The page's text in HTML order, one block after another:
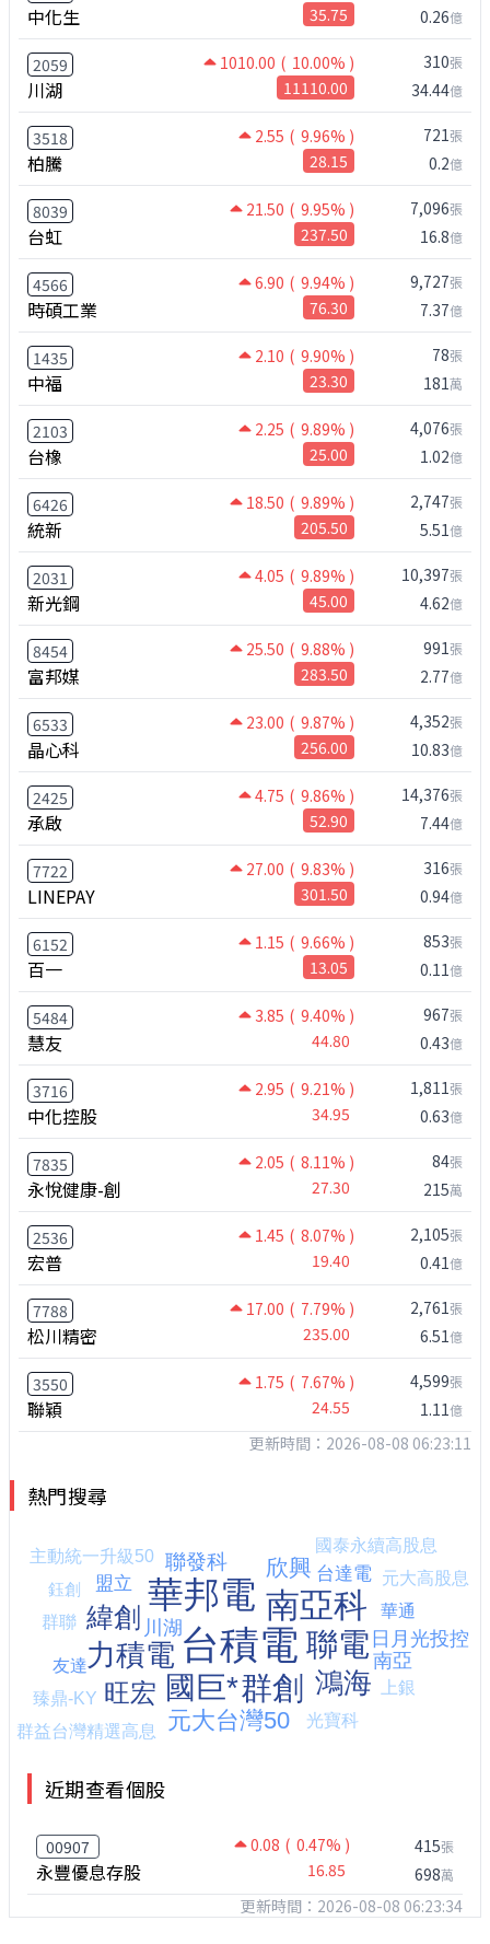
中化生 35.75 0.26億
2059 1010.00 ( 10.00% )
川湖 11110.00
310張
34.44億
3518 2.55 ( 9.96% )
柏騰 28.15
721張
0.2億
8039 21.50 ( 9.95% )
台虹 237.50
7,096張
16.8億
4566 6.90 ( 9.94% )
時碩工業 76.30
9,727張
7.37億
1435 2.10 ( 9.90% )
中福 23.30
78張
181萬
2103 2.25 ( 9.89% )
台橡 25.00
4,076張
1.02億
6426 18.50 ( 9.89% )
統新 205.50
2,747張
5.51億
2031 4.05 ( 9.89% )
新光鋼 45.00
10,397張
4.62億
8454 25.50 ( 9.88% )
富邦媒 283.50
991張
2.77億
6533 23.00 ( 9.87% )
晶心科 256.00
4,352張
10.83億
2425 4.75 ( 9.86% )
承啟 52.90
14,376張
7.44億
7722 27.00 ( 9.83% )
LINEPAY 301.50
316張
0.94億
6152 1.15 ( 9.66% )
百一 13.05
853張
0.11億
5484 3.85 ( 9.40% )
慧友 44.80
967張
0.43億
3716 2.95 ( 9.21% )
中化控股 34.95
1,811張
0.63億
7835 2.05 ( 8.11% )
永悅健康-創 27.30
84張
215萬
2536 1.45 ( 8.07% )
宏普 19.40
2,105張
0.41億
7788 17.00 ( 7.79% )
松川精密 235.00
2,761張
6.51億
3550 1.75 ( 7.67% )
聯穎 24.55
4,599張
1.11億
更新時間：2026-08-08 06:23:11
熱門搜尋
近期查看個股
00907 0.08 ( 0.47% )
永豐優息存股 16.85
415張
698萬
更新時間：2026-08-08 06:23:34